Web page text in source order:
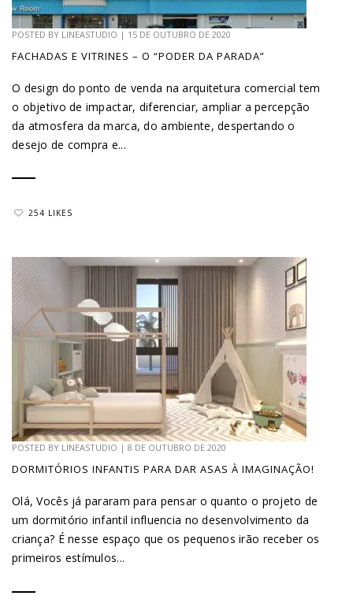
POSTED BY LINEASTUDIO | 15 DE OUTUBRO DE 2020
FACHADAS E VITRINES – O “PODER DA PARADA”
O design do ponto de venda na arquitetura comercial tem
o objetivo de impactar, diferenciar, ampliar a percepção
da atmosfera da marca, do ambiente, despertando o
desejo de compra e...
254 LIKES
POSTED BY LINEASTUDIO | 8 DE OUTUBRO DE 2020
DORMITÓRIOS INFANTIS PARA DAR ASAS À IMAGINAÇÃO!
Olá, Vocês já pararam para pensar o quanto o projeto de
um dormitório infantil influencia no desenvolvimento da
criança? É nesse espaço que os pequenos irão receber os
primeiros estímulos...